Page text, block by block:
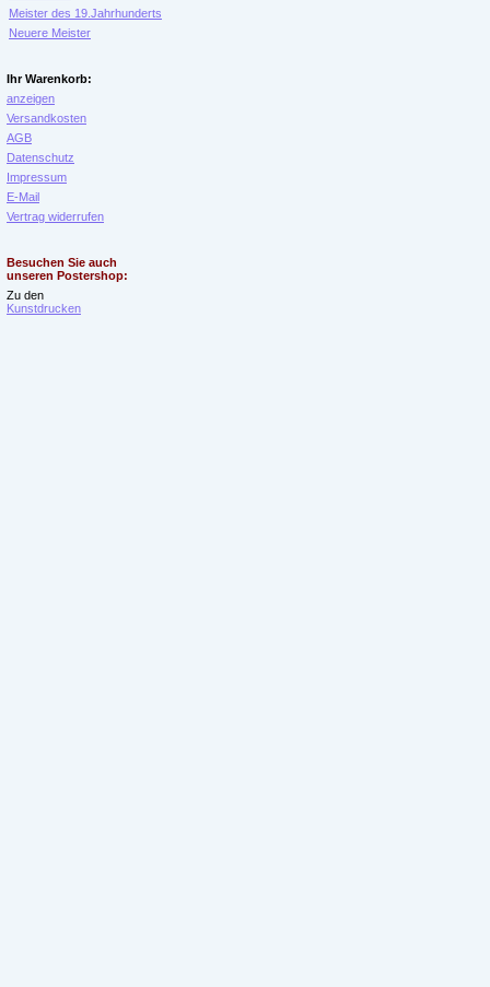
Meister des 19.Jahrhunderts
Neuere Meister
Ihr Warenkorb:
anzeigen
Versandkosten
AGB
Datenschutz
Impressum
E-Mail
Vertrag widerrufen
Besuchen Sie auch
unseren Postershop:
Zu den
Kunstdrucken